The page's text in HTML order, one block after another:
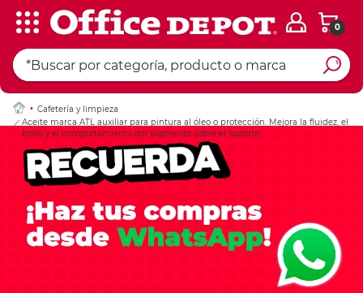
0
Cafetería y limpieza
Aceite marca ATL auxiliar para pintura al óleo o protección. Mejora la fluidez, el
brillo y el comportamiento del pigmento sobre el soporte.
Ingresar Codigo